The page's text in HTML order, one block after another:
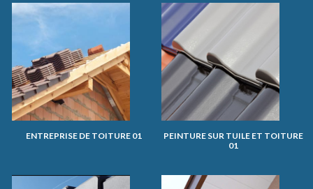
ENTREPRISE DE TOITURE 01
PEINTURE SUR TUILE ET TOITURE
01